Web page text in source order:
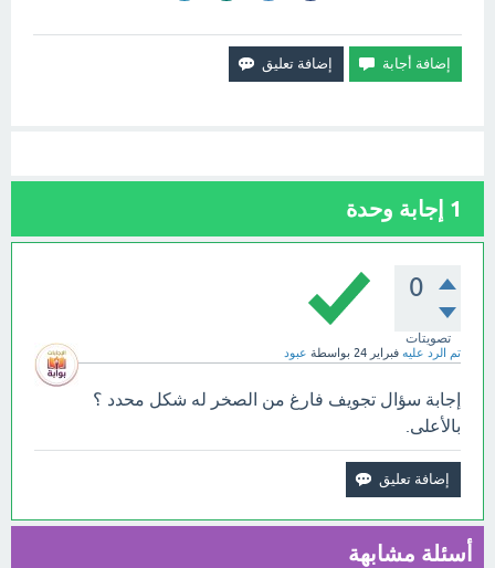
1 إجابة وحدة
0
تصويتات
تم الرد عليه فبراير 24 بواسطة عبود
إجابة سؤال تجويف فارغ من الصخر له شكل محدد ؟
بالأعلى.
أسئلة مشابهة